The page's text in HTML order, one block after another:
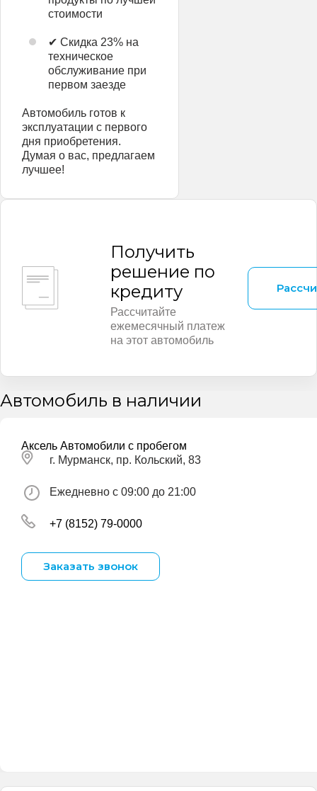
стоимости
✔ Скидка 23% на
техническое
обслуживание при
первом заезде
Автомобиль готов к
эксплуатации с первого
дня приобретения.
Думая о вас, предлагаем
лучшее!
Получить
решение по
кредиту
Рассчитайте
ежемесячный платеж
на этот автомобиль
Автомобиль в наличии
Аксель Автомобили с пробегом
г. Мурманск, пр. Кольский, 83
Ежедневно с 09:00 до 21:00
+7 (8152) 79-0000
Заказать звонок